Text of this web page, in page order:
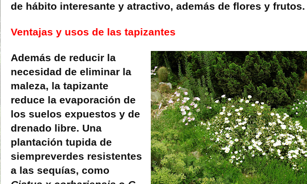
de hábito interesante y atractivo, además de flores y frutos.
Ventajas y usos de las tapizantes
Además de reducir la
necesidad de eliminar la
maleza, la tapizante
reduce la evaporación de
los suelos expuestos y de
drenado libre. Una
plantación tupida de
siempreverdes resistentes
a las sequías, como